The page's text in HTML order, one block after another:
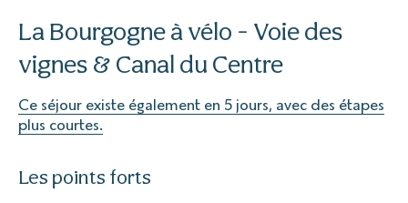
La Bourgogne à vélo - Voie des
vignes & Canal du Centre
Ce séjour existe également en 5 jours, avec des étapes
plus courtes.
Les points forts